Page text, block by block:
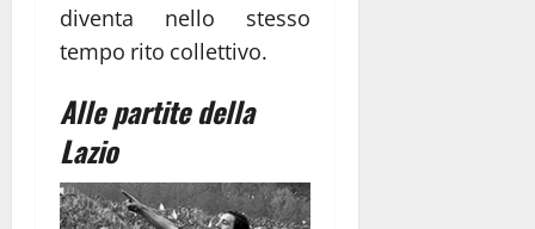
diventa nello stesso
tempo rito collettivo.
Alle partite della
Lazio